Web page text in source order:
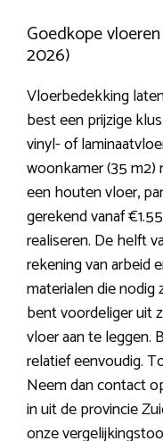
Goedkope
2026)
Vloerbedekking
best een prijzige
vinyl- of
woonkamer (35 m2)
een houten vloer,
gerekend vanaf
realiseren. De helft
rekening van arbeid
materialen die nodig
bent voordeliger uit
vloer aan te leggen.
relatief eenvoudig.
Neem dan contact
in uit de provincie
onze